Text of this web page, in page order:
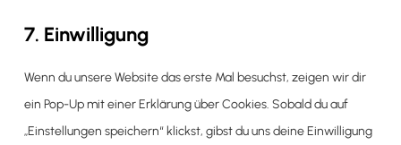
sonstiges
7. Einwilligung
Wenn du unsere Website das erste Mal besuchst, zeigen wir dir
ein Pop-Up mit einer Erklärung über Cookies. Sobald du auf
„Einstellungen speichern“ klickst, gibst du uns deine Einwilligung